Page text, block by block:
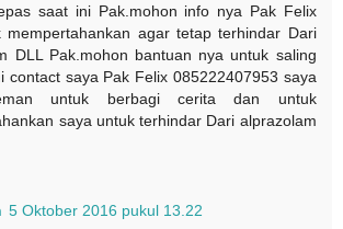
saat ini Pak.mohon info nya Pak Felix
mempertahankan agar tetap terhindar Dari
DLL Pak.mohon bantuan nya untuk saling
contact saya Pak Felix 085222407953 saya
untuk berbagi cerita dan untuk
saya untuk terhindar Dari alprazolam
5 Oktober 2016 pukul 13.22